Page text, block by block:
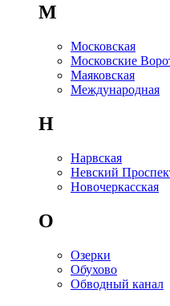
М
Московская
Московские
Маяковская
Международная
Н
Нарвская
Невский
Новочеркасская
О
Озерки
Обухово
Обводный канал